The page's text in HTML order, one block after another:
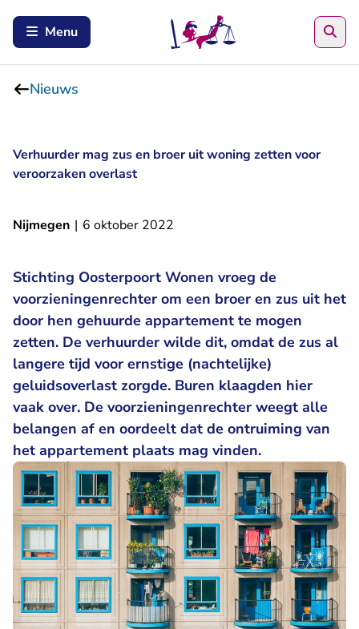
Menu
Nieuws
Verhuurder mag zus en broer uit woning zetten voor
veroorzaken overlast
Nijmegen | 6 oktober 2022
Stichting Oosterpoort Wonen vroeg de
voorzieningenrechter om een broer en zus uit het
door hen gehuurde appartement te mogen
zetten. De verhuurder wilde dit, omdat de zus al
langere tijd voor ernstige (nachtelijke)
geluidsoverlast zorgde. Buren klaagden hier
vaak over. De voorzieningenrechter weegt alle
belangen af en oordeelt dat de ontruiming van
het appartement plaats mag vinden.